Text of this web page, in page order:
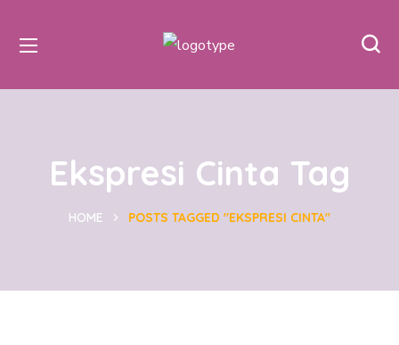
Ekspresi Cinta Tag
HOME POSTS TAGGED "EKSPRESI CINTA"